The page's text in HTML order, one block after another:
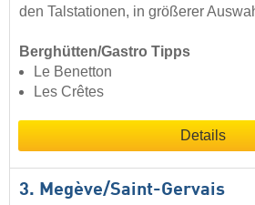
den Talstationen, in größerer
Berghütten/Gastro Tipps
Le Benetton
Les Crêtes
Details
3. Megève/​Saint-Gervais